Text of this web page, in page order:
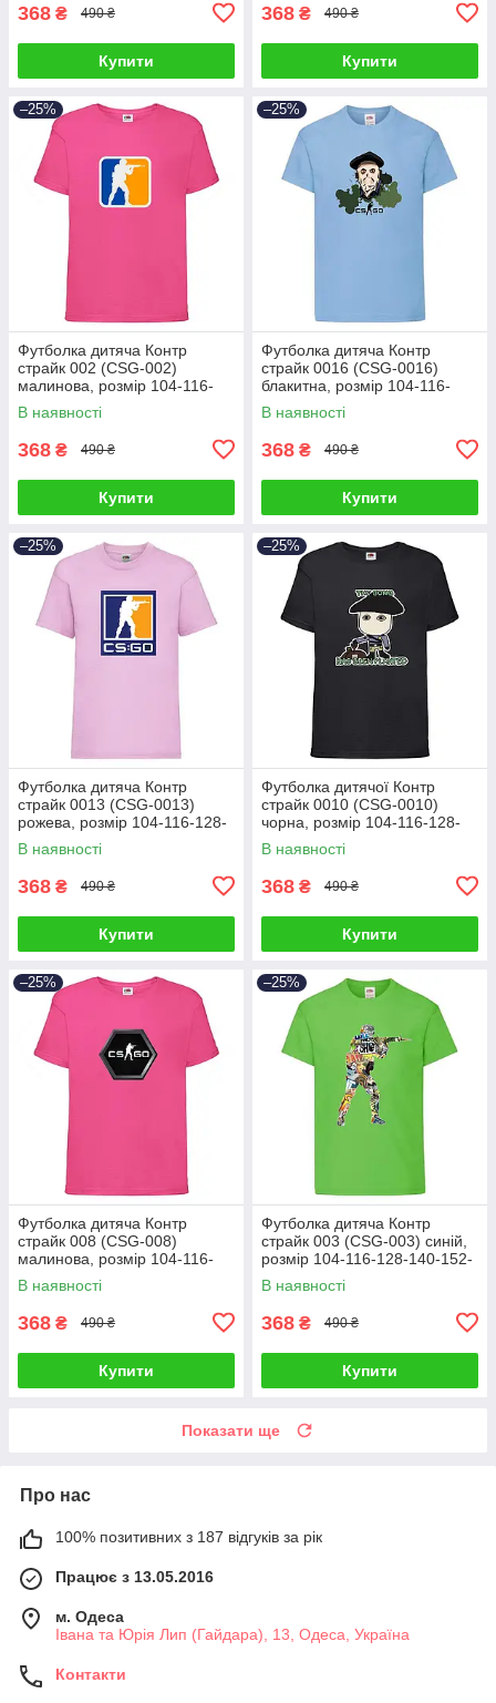
368 ₴ 490 ₴
Купити
368 ₴ 490 ₴
Купити
–25%
Футболка дитяча Контр
страйк 002 (CSG-002)
малинова, розмір 104-116-
128-140-152-164
В наявності
368 ₴ 490 ₴
Купити
–25%
Футболка дитяча Контр
страйк 0016 (CSG-0016)
блакитна, розмір 104-116-
128-140-152-164
В наявності
368 ₴ 490 ₴
Купити
–25%
Футболка дитяча Контр
страйк 0013 (CSG-0013)
рожева, розмір 104-116-128-
140-152-164
В наявності
368 ₴ 490 ₴
Купити
–25%
Футболка дитячої Контр
страйк 0010 (CSG-0010)
чорна, розмір 104-116-128-
140-152-164
В наявності
368 ₴ 490 ₴
Купити
–25%
Футболка дитяча Контр
страйк 008 (CSG-008)
малинова, розмір 104-116-
128-140-152-164
В наявності
368 ₴ 490 ₴
Купити
–25%
Футболка дитяча Контр
страйк 003 (CSG-003) синій,
розмір 104-116-128-140-152-
164
В наявності
368 ₴ 490 ₴
Купити
Показати ще
Про нас
100% позитивних з 187 відгуків за рік
Працює з 13.05.2016
м. Одеса
Івана та Юрія Лип (Гайдара), 13, Одеса, Україна
Контакти